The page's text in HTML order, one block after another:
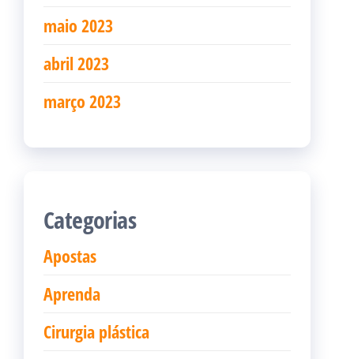
maio 2023
abril 2023
março 2023
Categorias
Apostas
Aprenda
Cirurgia plástica